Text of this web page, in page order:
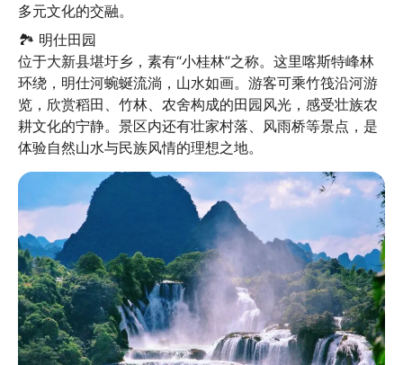
多元文化的交融。
🏞️ 明仕田园
位于大新县堪圩乡，素有“小桂林”之称。这里喀斯特峰林
环绕，明仕河蜿蜒流淌，山水如画。游客可乘竹筏沿河游
览，欣赏稻田、竹林、农舍构成的田园风光，感受壮族农
耕文化的宁静。景区内还有壮家村落、风雨桥等景点，是
体验自然山水与民族风情的理想之地。